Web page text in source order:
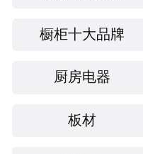
橱柜十大品牌
厨房电器
板材